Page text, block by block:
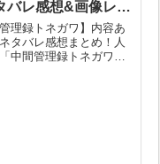
バレ感想&画像レビ
とめ【カイジおすす
管理録トネガワ】内容あ
タバレ感想まとめ！人
中間管理録トネガワ」